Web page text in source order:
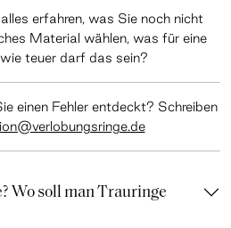
erfahren, was Sie noch nicht
Material wählen, was für eine
teuer darf das sein?
einen Fehler entdeckt? Schreiben
Wo soll man Trauringe